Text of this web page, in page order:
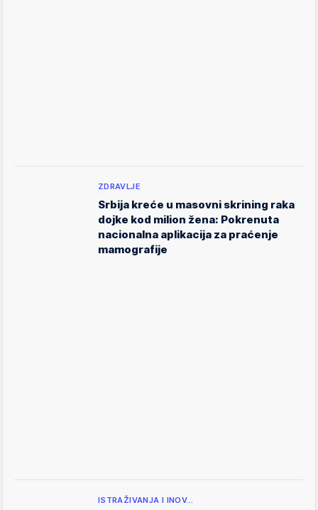
ZDRAVLJE
Srbija kreće u masovni skrining raka
dojke kod milion žena: Pokrenuta
nacionalna aplikacija za praćenje
mamografije
ISTRAŽIVANJA I INOV…